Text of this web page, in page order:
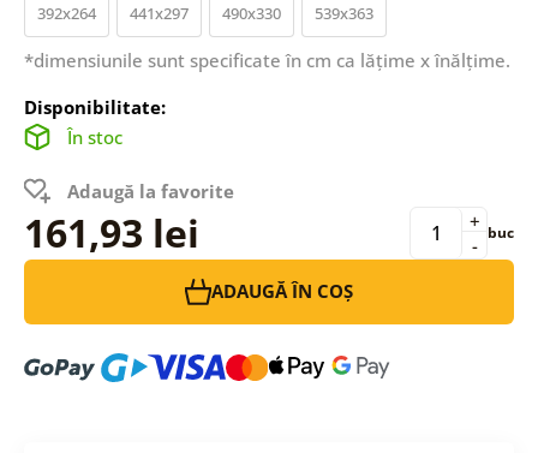
392x264 441x297 490x330 539x363
*dimensiunile sunt specificate în cm ca lățime x înălțime.
Disponibilitate:
În stoc
Adaugă la favorite
161,93 lei -
+ buc
ADAUGĂ ÎN COȘ